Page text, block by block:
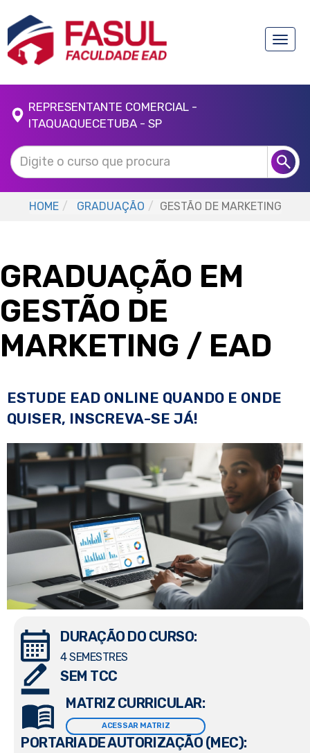
Toggle
REPRESENTANTE COMERCIAL -
ITAQUAQUECETUBA - SP
HOME GRADUAÇÃO GESTÃO DE MARKETING
GRADUAÇÃO EM
GESTÃO DE
MARKETING / EAD
ESTUDE EAD ONLINE QUANDO E ONDE
QUISER, INSCREVA-SE JÁ!
DURAÇÃO DO CURSO:
4 SEMESTRES
SEM TCC
MATRIZ CURRICULAR:
ACESSAR MATRIZ
PORTARIA DE AUTORIZAÇÃO (MEC):